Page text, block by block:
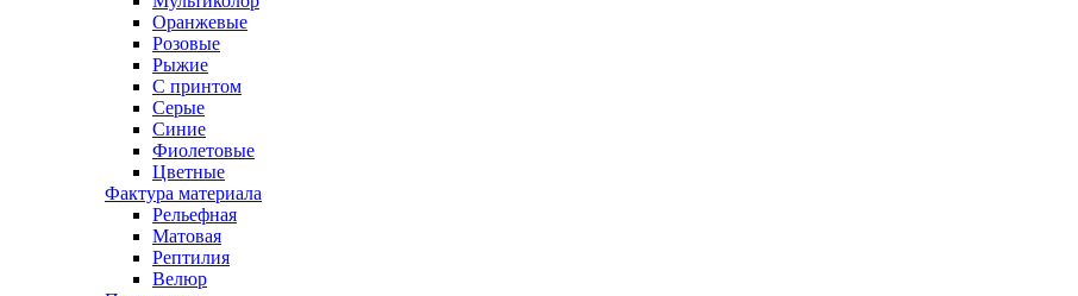
Оранжевые
Розовые
Рыжие
С принтом
Серые
Синие
Фиолетовые
Цветные
Фактура материала
Рельефная
Матовая
Рептилия
Велюр